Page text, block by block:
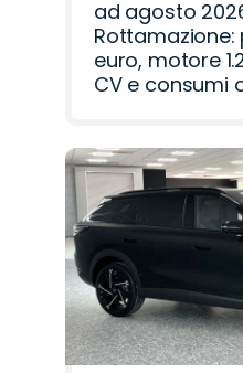
ad agosto
Rottamazione:
euro, motore
CV e consumi